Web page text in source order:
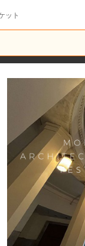
ット